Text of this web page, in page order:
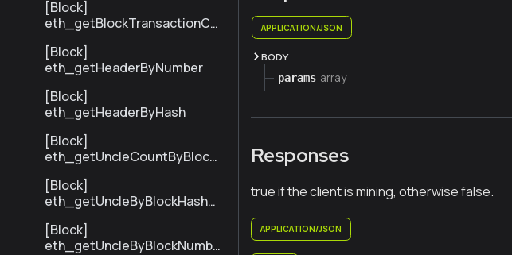
[Block]
eth_getBlockTransactionCo
[Block]
eth_getHeaderByNumber
[Block]
eth_getHeaderByHash
[Block]
eth_getUncleCountByBlock
[Block]
eth_getUncleByBlockHashAn
[Block]
eth_getUncleByBlockNumbe
APPLICATION/JSON
BODY
params array
Responses
true if the client is mining, otherwise false.
APPLICATION/JSON